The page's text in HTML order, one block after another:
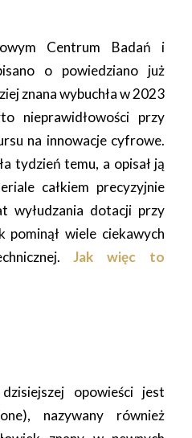
Centrum Badań i
o powiedziano już
znana wybuchła w 2023
nieprawidłowości przy
na innowacje cyfrowe.
tydzień temu, a opisał ją
całkiem precyzyjnie
wyłudzania dotacji przy
pominął wiele ciekawych
Jak więc to
opowieści jest
nazywany również